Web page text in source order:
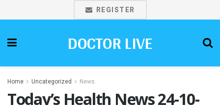
REGISTER
DOCTOR LIVE
Home Uncategorized News
Today’s Health News 24-10-